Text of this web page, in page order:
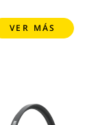
VER MÁS